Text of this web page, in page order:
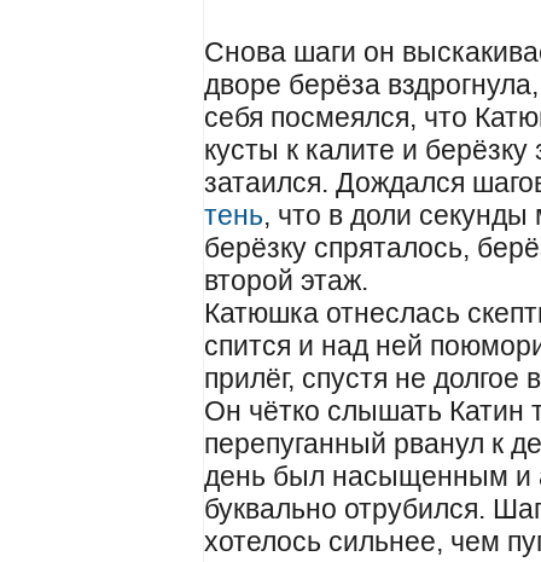
Снова шаги он
дворе берёза
себя посмеялся, что
кусты к калите и
затаился. Дождался
тень, что в доли
берёзку спряталось,
второй этаж.
Катюшка отнеслась
спится и над ней
прилёг, спустя не
Он чётко слышать Катин
перепуганный рванул к
день был насыщенным и
буквально отрубился.
хотелось сильнее, чем